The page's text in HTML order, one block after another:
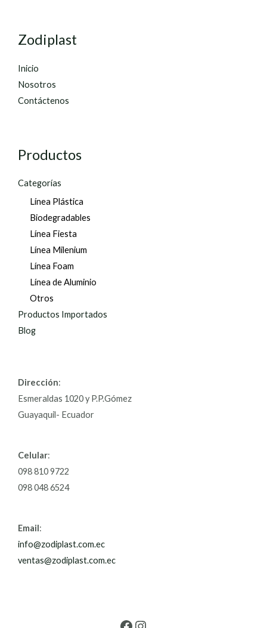
Zodiplast
Inicio
Nosotros
Contáctenos
Productos
Categorías
Línea Plástica
Biodegradables
Línea Fiesta
Línea Milenium
Línea Foam
Línea de Aluminio
Otros
Productos Importados
Blog
Dirección:
Esmeraldas 1020 y P.P.Gómez
Guayaquil- Ecuador
Celular:
098 810 9722
098 048 6524
Email:
info@zodiplast.com.ec
ventas@zodiplast.com.ec